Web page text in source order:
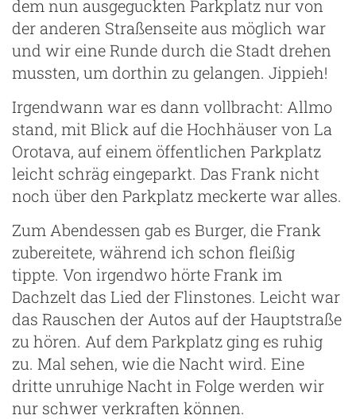
dem nun ausgeguckten Parkplatz nur von
der anderen Straßenseite aus möglich war
und wir eine Runde durch die Stadt drehen
mussten, um dorthin zu gelangen. Jippieh!
Irgendwann war es dann vollbracht: Allmo
stand, mit Blick auf die Hochhäuser von La
Orotava, auf einem öffentlichen Parkplatz
leicht schräg eingeparkt. Das Frank nicht
noch über den Parkplatz meckerte war alles.
Zum Abendessen gab es Burger, die Frank
zubereitete, während ich schon fleißig
tippte. Von irgendwo hörte Frank im
Dachzelt das Lied der Flinstones. Leicht war
das Rauschen der Autos auf der Hauptstraße
zu hören. Auf dem Parkplatz ging es ruhig
zu. Mal sehen, wie die Nacht wird. Eine
dritte unruhige Nacht in Folge werden wir
nur schwer verkraften können.